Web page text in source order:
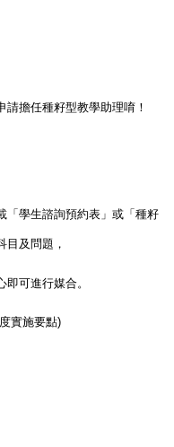
請擔任種籽型教學助理唷 ！
「學生諮詢預約表」或「 種籽
目及問題，
可進行媒合。
實施要點)